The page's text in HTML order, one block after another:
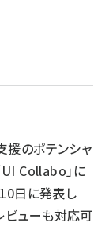
援のポテンシャ
UI Collabo」に
日に発表し
ビューも対応可